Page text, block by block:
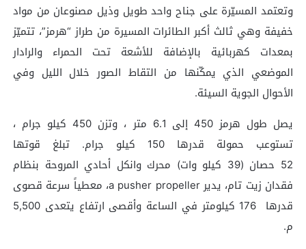
وتعتمد المسيّرة على جناح واحد طويل وذيل مصنوعان من مواد
خفيفة وهي ثالث أكبر الطائرات المسيرة من طراز “هرمز”، تتميّز
بمعدات كهربائية بالإضافة للأشعة تحت الحمراء والرادار
الموضعي الذي يمكّنها من التقاط الصور خلال الليل وفي
الأحوال الجوية السيئة.
يصل طول هرمز 450 إلى 6.1 متر ، وتزن 450 كيلو جرام ،
تستوعب حمولة قدرها 150 كيلو جرام. تبلغ قوتها
52 حصان (39 كيلو وات) محرك وانكل أحادي المروحة بنظام
فقدان زيت تام، يدير a pusher propeller، معطياً سرعة قصوى
قدرها 176 كيلومتر في الساعة وأقصى ارتفاع يتعدى 5,500
م.